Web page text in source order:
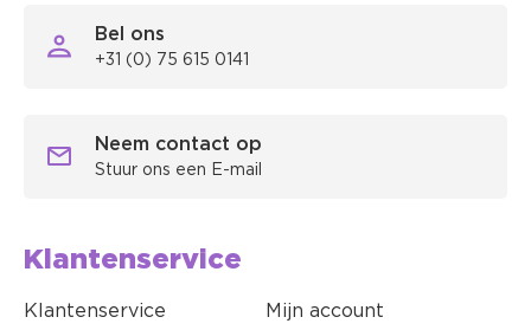
Bel ons
+31 (0) 75 615 0141
Neem contact op
Stuur ons een E-mail
Klantenservice
Klantenservice Mijn account